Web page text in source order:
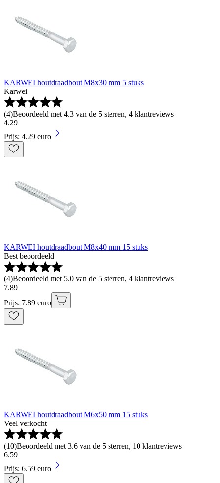
KARWEI houtdraadbout M8x30 mm 5 stuks
Karwei
(4)Beoordeeld met 4.3 van de 5 sterren, 4 klantreviews
4.29
Prijs: 4.29 euro
KARWEI houtdraadbout M8x40 mm 15 stuks
Best beoordeeld
(4)Beoordeeld met 5.0 van de 5 sterren, 4 klantreviews
7.89
Prijs: 7.89 euro
KARWEI houtdraadbout M6x50 mm 15 stuks
Veel verkocht
(10)Beoordeeld met 3.6 van de 5 sterren, 10 klantreviews
6.59
Prijs: 6.59 euro